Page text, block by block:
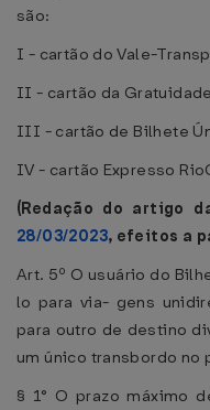
são:
I - cartão do Vale-
II - cartão da
III - cartão de Bilhete
IV - cartão Expresso
(Redação do artigo
28/03/2023, efeitos a
Art. 5º O usuário do
lo para via- gens
para outro de destino
um único transbordo no
§ 1° O prazo máximo